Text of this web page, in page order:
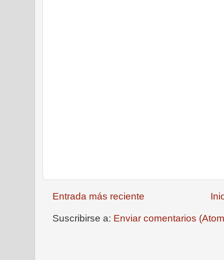
Entrada más reciente
Suscribirse a: Enviar comentarios